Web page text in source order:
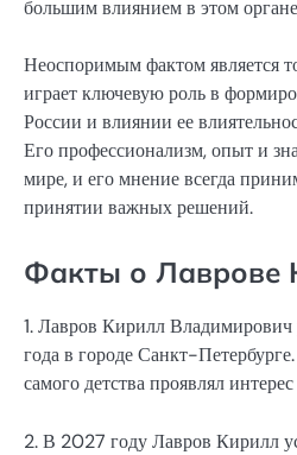
большим влиянием в этом
Неоспоримым фактом является
играет ключевую роль в
России и влиянии ее
Его профессионализм, опыт и
мире, и его мнение всегда
принятии важных решений.
Факты о Лаврове
1. Лавров Кирилл
года в городе Санкт-
самого детства проявлял
2. В 2027 году Лавров Кирилл